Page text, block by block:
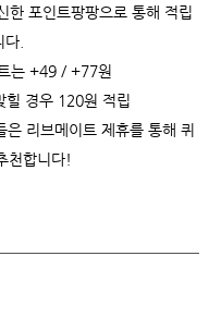
한 포인트팡팡으로 통해 적립
.
는 +49 / +77원
힐 경우 120원 적립
리브메이트 제휴를 통해 퀴
천합니다!